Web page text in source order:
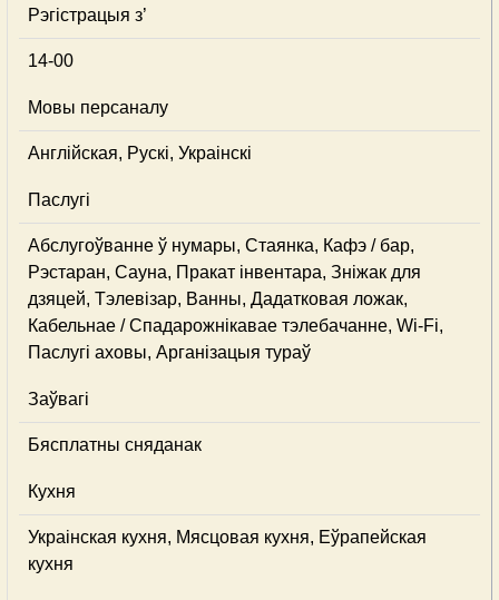
Рэгістрацыя з’
14-00
Мовы персаналу
Англійская, Рускі, Украінскі
Паслугі
Абслугоўванне ў нумары, Стаянка, Кафэ / бар,
Рэстаран, Сауна, Пракат інвентара, Зніжак для
дзяцей, Тэлевізар, Ванны, Дадатковая ложак,
Кабельнае / Спадарожнiкавае тэлебачанне, Wi-Fi,
Паслугі аховы, Арганізацыя тураў
Заўвагі
Бясплатны сняданак
Кухня
Украінская кухня, Мясцовая кухня, Еўрапейская
кухня